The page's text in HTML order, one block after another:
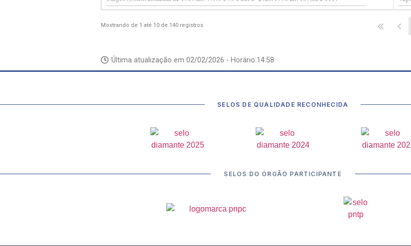
Mostrando de 1 até 10 de 140 registros
Última atualização em 02/02/2026 - Horário:14:58
SELOS DE QUALIDADE RECONHECIDA
SELOS DO ÓRGÃO PARTICIPANTE